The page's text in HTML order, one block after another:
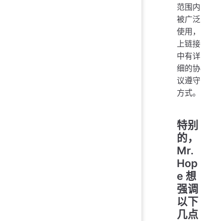
范围内
被广泛
使用，
上链接
中有详
细的协
议遵守
方式。
特别
的，
Mr.
Hop
e 想
强调
以下
几点